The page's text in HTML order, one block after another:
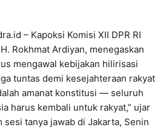
– Kapoksi Komisi XII DPR RI
Rokhmat Ardiyan, menegaskan
mengawal kebijakan hilirisasi
tuntas demi kesejahteraan rakyat
amanat konstitusi — seluruh
harus kembali untuk rakyat,” ujar
sesi tanya jawab di Jakarta, Senin